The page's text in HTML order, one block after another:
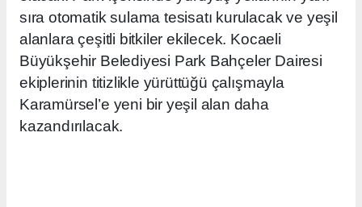
sıra otomatik sulama tesisatı kurulacak ve yeşil
alanlara çeşitli bitkiler ekilecek. Kocaeli
Büyükşehir Belediyesi Park Bahçeler Dairesi
ekiplerinin titizlikle yürüttüğü çalışmayla
Karamürsel’e yeni bir yeşil alan daha
kazandırılacak.